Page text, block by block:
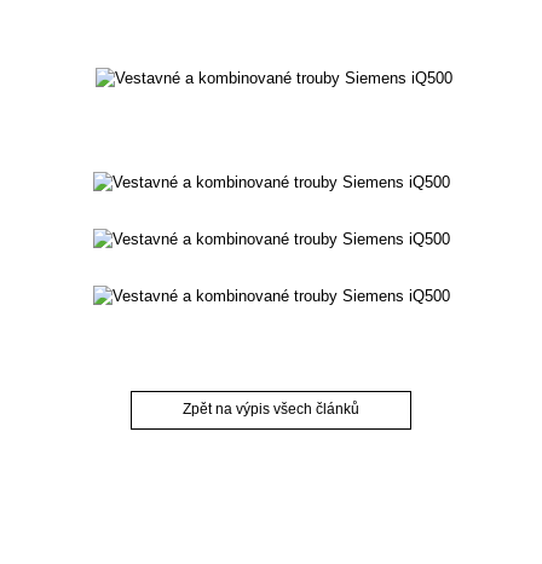
Zpět na výpis všech článků